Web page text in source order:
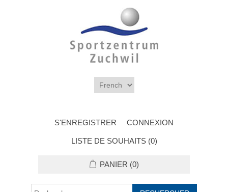
S'ENREGISTRER CONNEXION
LISTE DE SOUHAITS (0)
PANIER (0)